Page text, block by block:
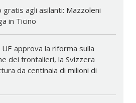
gratis agli asilanti: Mazzoleni
in Ticino
approva la riforma sulla
dei frontalieri, la Svizzera
da centinaia di milioni di